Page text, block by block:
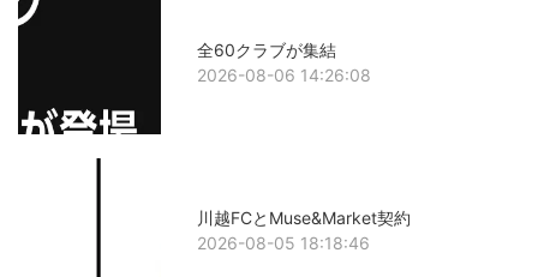
全60クラブが集結
2026-08-06 14:26:08
川越FCとMuse&Market契約
2026-08-05 18:18:46